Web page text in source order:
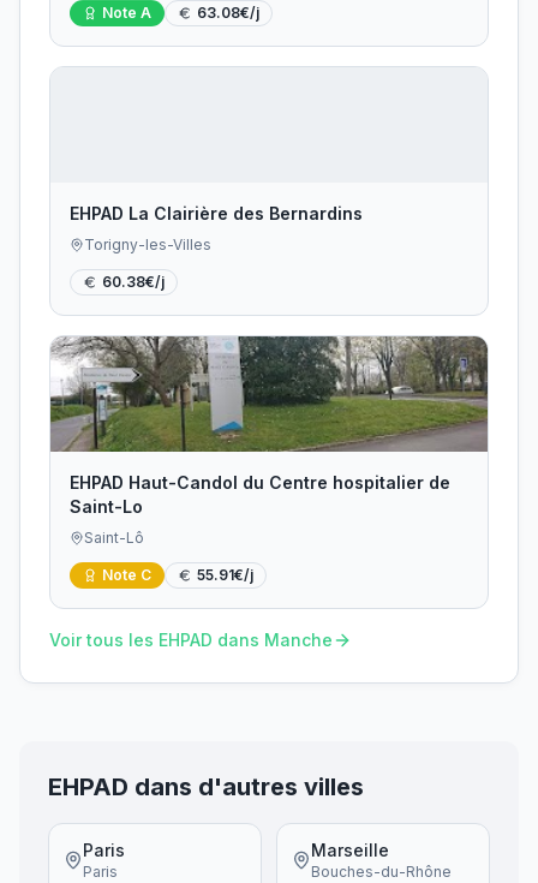
Note A 63.08€/j
EHPAD La Clairière des Bernardins
Torigny-les-Villes
60.38€/j
EHPAD Haut-Candol du Centre hospitalier de
Saint-Lo
Saint-Lô
Note C 55.91€/j
Voir tous les EHPAD dans Manche
EHPAD dans d'autres villes
Paris
Paris
Marseille
Bouches-du-Rhône